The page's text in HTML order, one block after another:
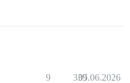
9 339
05.06.2026